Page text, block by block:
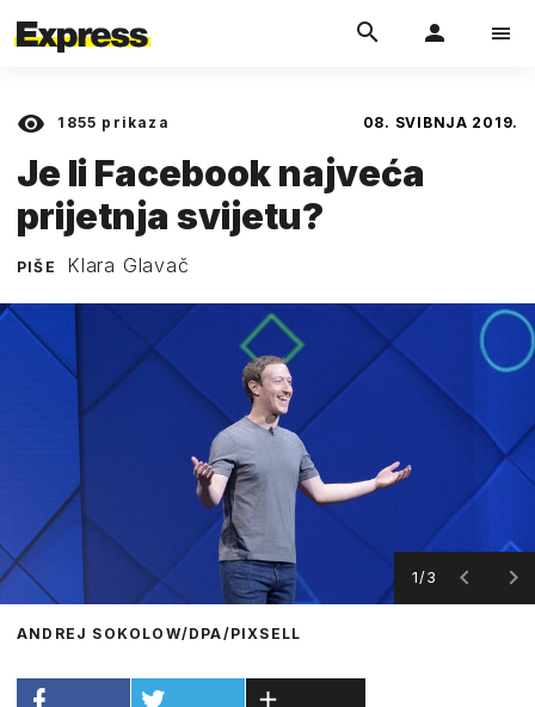
1855 prikaza 08. SVIBNJA 2019.
Je li Facebook najveća
prijetnja svijetu?
PIŠE Klara Glavač
1/3
ANDREJ SOKOLOW/DPA/PIXSELL